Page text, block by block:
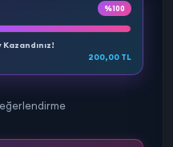
%100
200,00 TL